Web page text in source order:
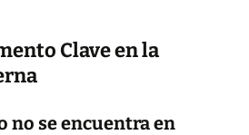
Clave en la
no se encuentra en